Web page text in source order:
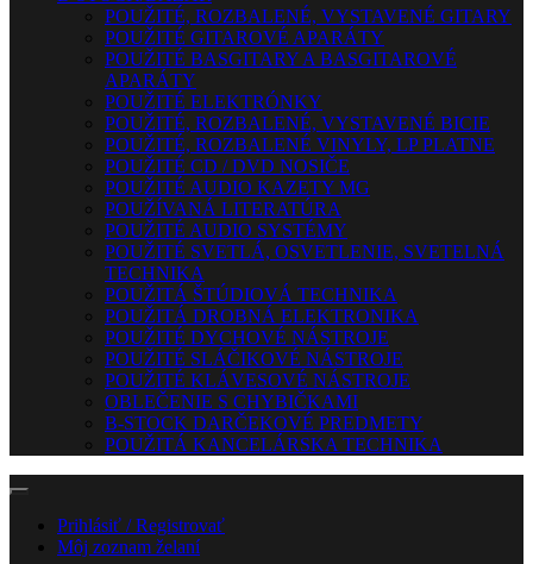
POUŽITÉ, ROZBALENÉ, VYSTAVENÉ GITARY
POUŽITÉ GITAROVÉ APARÁTY
POUŽITÉ BASGITARY A BASGITAROVÉ
APARÁTY
POUŽITÉ ELEKTRÓNKY
POUŽITÉ, ROZBALENÉ, VYSTAVENÉ BICIE
POUŽITÉ, ROZBALENÉ VINYLY, LP PLATNE
POUŽITÉ CD / DVD NOSIČE
POUŽITÉ AUDIO KAZETY MG
POUŽÍVANÁ LITERATÚRA
POUŽITÉ AUDIO SYSTÉMY
POUŽITÉ SVETLÁ, OSVETLENIE, SVETELNÁ
TECHNIKA
POUŽITÁ ŠTÚDIOVÁ TECHNIKA
POUŽITÁ DROBNÁ ELEKTRONIKA
POUŽITÉ DYCHOVÉ NÁSTROJE
POUŽITÉ SLÁČIKOVÉ NÁSTROJE
POUŽITÉ KLÁVESOVÉ NÁSTROJE
OBLEČENIE S CHYBIČKAMI
B-STOCK DARČEKOVÉ PREDMETY
POUŽITÁ KANCELÁRSKA TECHNIKA
Prihlásiť / Registrovať
Môj zoznam želaní